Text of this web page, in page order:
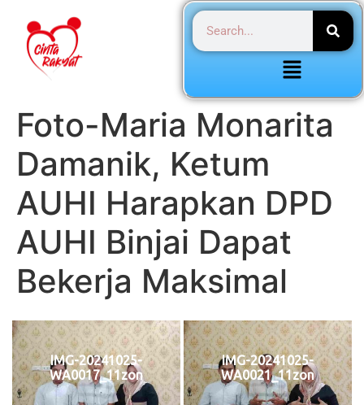
Foto-Maria Monarita
Damanik, Ketum
AUHI Harapkan DPD
AUHI Binjai Dapat
Bekerja Maksimal
IMG-20241025-
WA0017_11zon
IMG-20241025-
WA0021_11zon